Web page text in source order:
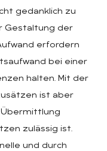
gedanklich zu
Gestaltung der
erfordern
bei einer
halten. Mit der
ist aber
Übermittlung
zulässig ist.
und durch